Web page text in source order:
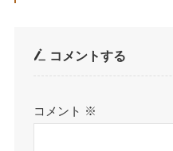
コメントする
コメント ※